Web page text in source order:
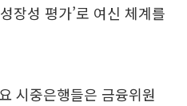
장성 평가’로 여신 체계를
시중은행들은 금융위원